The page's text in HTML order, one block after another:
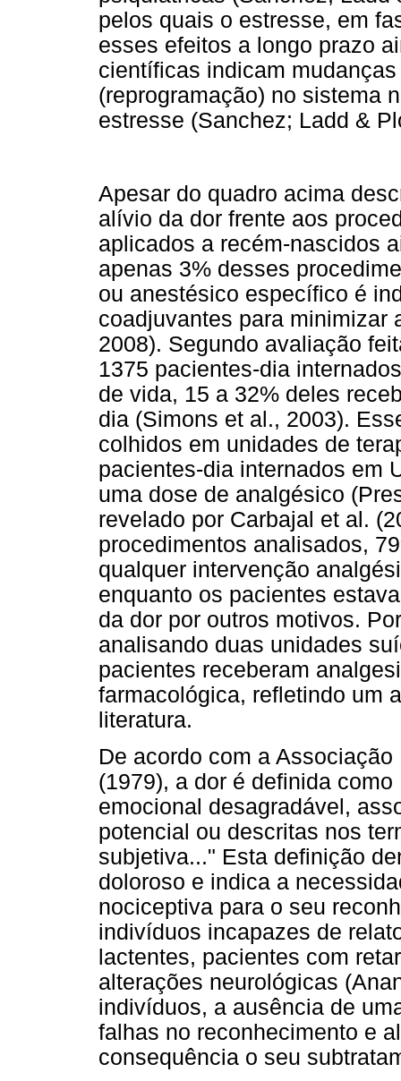
pelos quais o estresse, em
esses efeitos a longo prazo
científicas indicam
(reprogramação) no sistema
estresse (Sanchez; Ladd &
Apesar do quadro acima
alívio da dor frente aos
aplicados a recém-nascidos
apenas 3% desses
ou anestésico específico é
coadjuvantes para minimizar
2008). Segundo avaliação
1375 pacientes-dia
de vida, 15 a 32% deles
dia (Simons et al., 2003).
colhidos em unidades de
pacientes-dia internados em
uma dose de analgésico
revelado por Carbajal et al.
procedimentos analisados,
qualquer intervenção
enquanto os pacientes
da dor por outros motivos.
analisando duas unidades
pacientes receberam
farmacológica, refletindo um
literatura.
De acordo com a
(1979), a dor é definida como
emocional desagradável,
potencial ou descritas nos
subjetiva..." Esta definição
doloroso e indica a
nociceptiva para o seu
indivíduos incapazes de
lactentes, pacientes com
alterações neurológicas
indivíduos, a ausência de
falhas no reconhecimento e
consequência o seu